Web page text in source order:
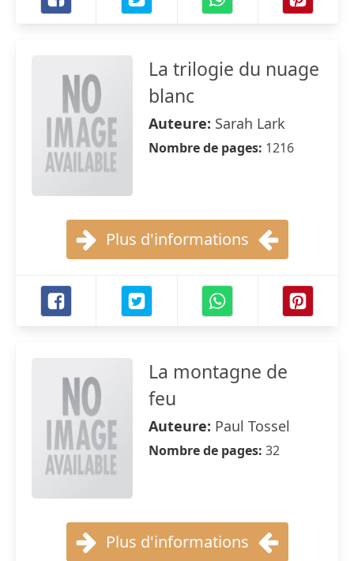
La trilogie du nuage
blanc
Auteure: Sarah Lark
Nombre de pages: 1216
Plus d'informations
La montagne de
feu
Auteure: Paul Tossel
Nombre de pages: 32
Plus d'informations